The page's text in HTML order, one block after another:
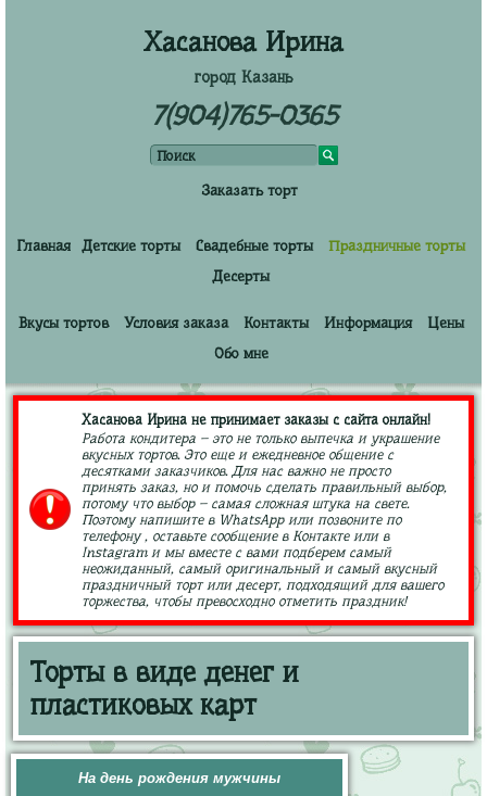
Хасанова Ирина
город Казань
7(904)765-0365
Заказать торт
Главная Детские торты Свадебные торты
Праздничные торты
Десерты
Вкусы тортов Условия заказа Контакты Информация
Цены
Обо мне
Хасанова Ирина не принимает заказы с сайта онлайн!
Работа кондитера – это не только выпечка и украшение
вкусных тортов. Это еще и ежедневное общение с
десятками заказчиков. Для нас важно не просто
принять заказ, но и помочь сделать правильный выбор,
потому что выбор – самая сложная штука на свете.
Поэтому напишите в WhatsApp или позвоните по
телефону , оставьте сообщение в Контакте или в
Instagram и мы вместе с вами подберем самый
неожиданный, самый оригинальный и самый вкусный
праздничный торт или десерт, подходящий для вашего
торжества, чтобы превосходно отметить праздник!
Торты в виде денег и
пластиковых карт
На день рождения мужчины